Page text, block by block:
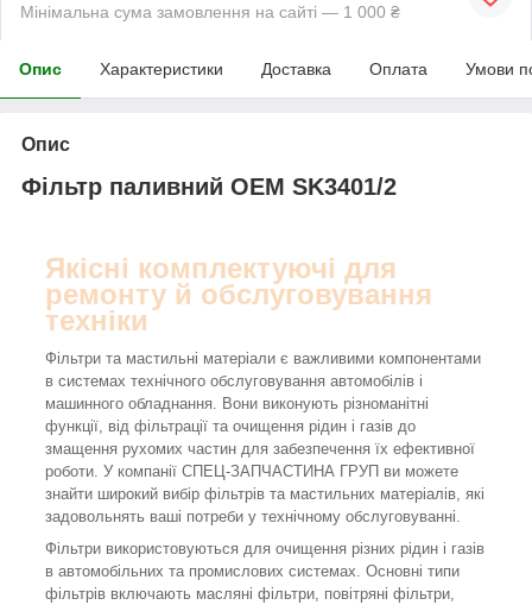
Мінімальна сума замовлення на сайті — 1 000 ₴
Опис Характеристики Доставка Оплата Умови
Опис
Фільтр паливний OEM SK3401/2
Якісні комплектуючі для
ремонту й обслуговування
техніки
Фільтри та мастильні матеріали є важливими компонентами
в системах технічного обслуговування автомобілів і
машинного обладнання. Вони виконують різноманітні
функції, від фільтрації та очищення рідин і газів до
змащення рухомих частин для забезпечення їх ефективної
роботи. У компанії СПЕЦ-ЗАПЧАСТИНА ГРУП ви можете
знайти широкий вибір фільтрів та мастильних матеріалів, які
задовольнять ваші потреби у технічному обслуговуванні.
Фільтри використовуються для очищення різних рідин і газів
в автомобільних та промислових системах. Основні типи
фільтрів включають масляні фільтри, повітряні фільтри,